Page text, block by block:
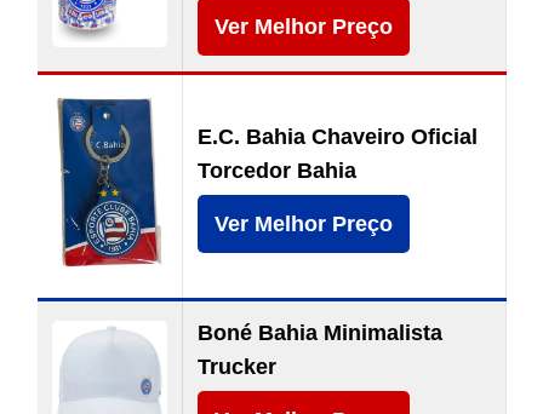
Ver Melhor Preço
E.C. Bahia Chaveiro Oficial
Torcedor Bahia
Ver Melhor Preço
Boné Bahia Minimalista
Trucker